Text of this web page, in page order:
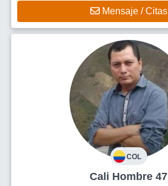
Mensaje / Citas
COL
Cali Hombre 47